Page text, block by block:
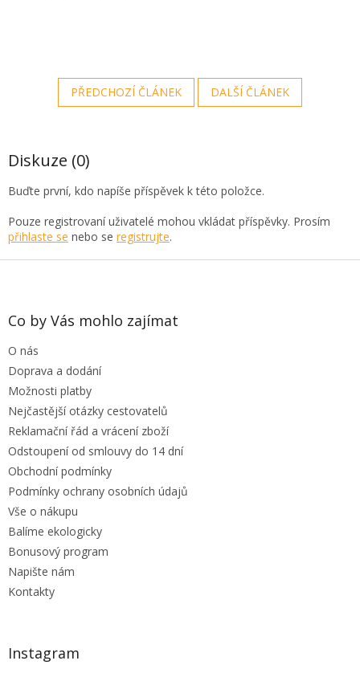
PŘEDCHOZÍ ČLÁNEK DALŠÍ ČLÁNEK
Diskuze (0)
Buďte první, kdo napíše příspěvek k této položce.
Pouze registrovaní uživatelé mohou vkládat příspěvky. Prosím
přihlaste se nebo se registrujte.
Z
Co by Vás mohlo zajímat
O nás
Doprava a dodání
Možnosti platby
Nejčastější otázky cestovatelů
Reklamační řád a vrácení zboží
Odstoupení od smlouvy do 14 dní
Obchodní podmínky
Podmínky ochrany osobních údajů
Vše o nákupu
Balíme ekologicky
Bonusový program
Napište nám
Kontakty
Instagram